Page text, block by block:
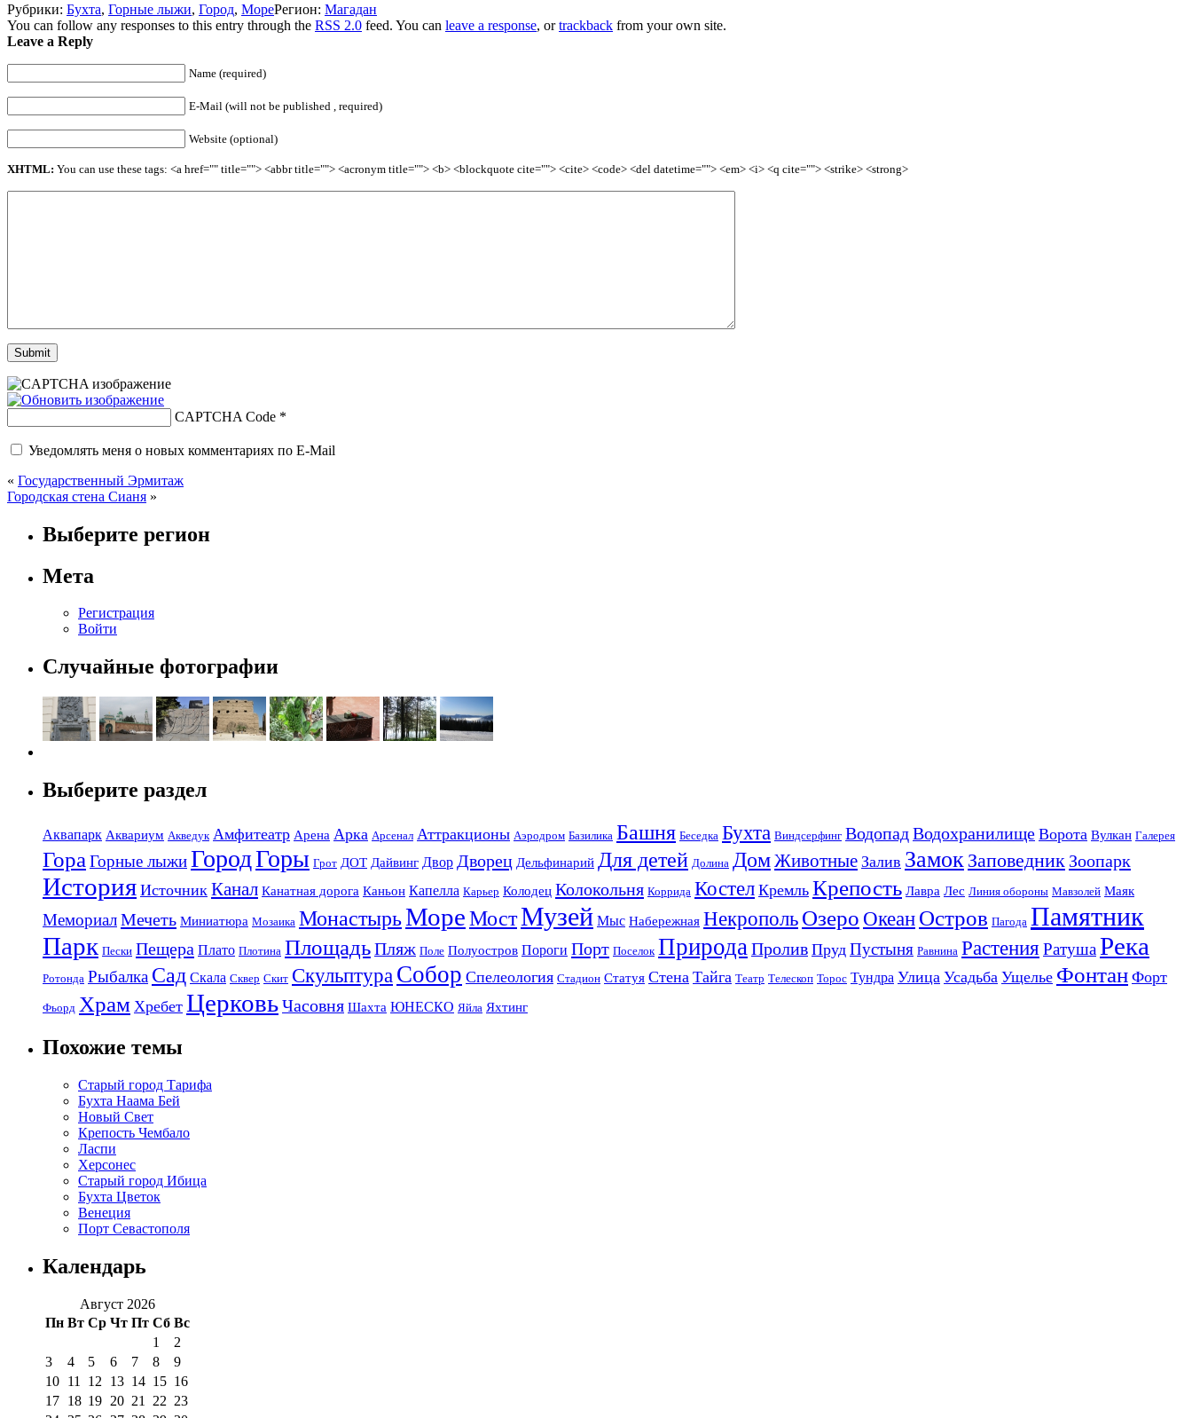
Рубрики: Бухта, Горные лыжи, Город, МореРегион: Магадан
You can follow any responses to this entry through the RSS 2.0 feed. You can leave a response, ortrackback from your own site.
Leave a Reply
Name (required)
E-Mail (will not be published , required)
Website (optional)
XHTML: You can use these tags: <a href="" title=""> <abbr title=""> <acronym title=""> <b> <blockquote cite=""> <cite> <code> <del datetime=""> <em> <i> <q cite=""> <strike> <strong>
CAPTCHA Code *
Уведомлять меня о новых комментариях по E-Mail
« Государственный Эрмитаж
Городская стена Сианя »
Выберите регион
Мета
Регистрация
Войти
Случайные фотографии
Выберите раздел
Аквапарк Аквариум Акведук Амфитеатр Арена Арка Арсенал Аттракционы Аэродром Базилика Башня Беседка Бухта Виндсерфинг ВодопадВодохранилище Ворота Вулкан Галерея
Гора Горные лыжиГородГоры Грот ДОТ Дайвинг Двор Дворец Дельфинарий Для детей Долина ДомЖивотные Залив Замок Заповедник Зоопарк
История Источник Канал Канатная дорога Каньон Капелла Карьер Колодец Колокольня Коррида Костел Кремль Крепость Лавра Лес Линия обороны Мавзолей Маяк
МемориалМечеть Миниатюра Мозаика МонастырьМореМостМузей Мыс Набережная НекропольОзеро ОкеанОстров Пагода Памятник
Парк Пески Пещера Плато Плотина ПлощадьПляж Поле Полуостров Пороги Порт Поселок ПриродаПролив Пруд Пустыня Равнина Растения РатушаРека
Ротонда Рыбалка Сад Скала Сквер Скит Скульптура Собор Спелеология Стадион Статуя Стена Тайга Театр Телескоп Торос Тундра Улица Усадьба Ущелье Фонтан Форт
Фьорд Храм Хребет ЦерковьЧасовня Шахта ЮНЕСКО Яйла Яхтинг
Похожие темы
Старый город Тарифа
Бухта Наама Бей
Новый Свет
Крепость Чембало
Ласпи
Херсонес
Старый город Ибица
Бухта Цветок
Венеция
Порт Севастополя
Календарь
Август 2026
Пн Вт Ср Чт Пт Сб Вс
1
2
3
4 5 6 7 8
9
10 11 12 13 14 15 16
17 18 19 20 21 22 23